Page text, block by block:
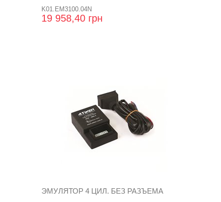
K01.EM3100.04N
19 958,40 грн
ЭМУЛЯТОР 4 ЦИЛ. БЕЗ РАЗЪЕМА